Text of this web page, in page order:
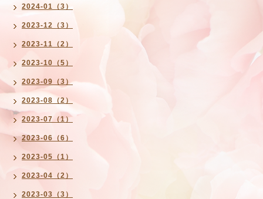
2024-01（3）
2023-12（3）
2023-11（2）
2023-10（5）
2023-09（3）
2023-08（2）
2023-07（1）
2023-06（6）
2023-05（1）
2023-04（2）
2023-03（3）